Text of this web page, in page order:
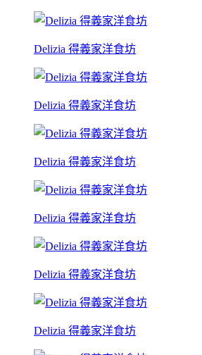
Delizia 得義家洋食坊
Delizia 得義家洋食坊
Delizia 得義家洋食坊
Delizia 得義家洋食坊
Delizia 得義家洋食坊
Delizia 得義家洋食坊